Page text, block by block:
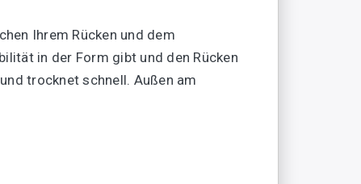
Ihrem Rücken und dem
in der Form gibt und den Rücken
trocknet schnell. Außen am